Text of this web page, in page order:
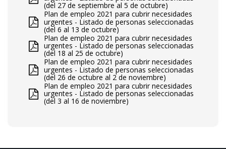
(del 27 de septiembre al 5 de octubre)
Plan de empleo 2021 para cubrir necesidades
urgentes - Listado de personas seleccionadas
(del 6 al 13 de octubre)
Plan de empleo 2021 para cubrir necesidades
urgentes - Listado de personas seleccionadas
(del 18 al 25 de octubre)
Plan de empleo 2021 para cubrir necesidades
urgentes - Listado de personas seleccionadas
(del 26 de octubre al 2 de noviembre)
Plan de empleo 2021 para cubrir necesidades
urgentes - Listado de personas seleccionadas
(del 3 al 16 de noviembre)